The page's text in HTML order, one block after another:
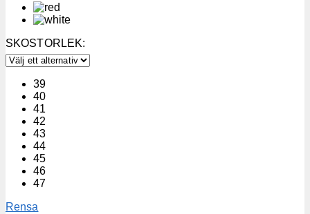
SKOSTORLEK:
39
40
41
42
43
44
45
46
47
Rensa